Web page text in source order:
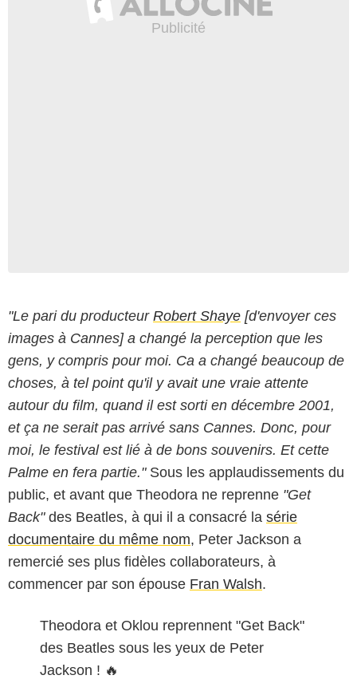
"Le pari du producteur Robert Shaye [d'envoyer ces
images à Cannes] a changé la perception que les
gens, y compris pour moi. Ca a changé beaucoup de
choses, à tel point qu'il y avait une vraie attente
autour du film, quand il est sorti en décembre 2001,
et ça ne serait pas arrivé sans Cannes. Donc, pour
moi, le festival est lié à de bons souvenirs. Et cette
Palme en fera partie."Sous les applaudissements du
public, et avant que Theodora ne reprenne "Get
Back"des Beatles, à qui il a consacré la série
documentaire du même nom, Peter Jackson a
remercié ses plus fidèles collaborateurs, à
commencer par son épouse Fran Walsh.
Theodora et Oklou reprennent "Get Back"
des Beatles sous les yeux de Peter
Jackson ! 🔥